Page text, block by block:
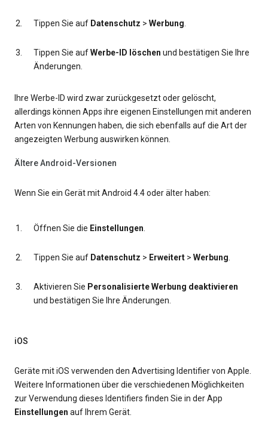
Tippen Sie auf Datenschutz > Werbung.
Tippen Sie aufWerbe-ID löschen und bestätigen Sie Ihre
Änderungen.
Ihre Werbe-ID wird zwar zurückgesetzt oder gelöscht,
allerdings können Apps ihre eigenen Einstellungen mit anderen
Arten von Kennungen haben, die sich ebenfalls auf die Art der
angezeigten Werbung auswirken können.
Ältere Android-Versionen
Wenn Sie ein Gerät mit Android 4.4 oder älter haben:
Öffnen Sie die Einstellungen.
Tippen Sie auf Datenschutz > Erweitert > Werbung.
Aktivieren Sie Personalisierte Werbung deaktivieren
und bestätigen Sie Ihre Änderungen.
iOS
Geräte mit iOS verwenden den Advertising Identifier von Apple.
Weitere Informationen über die verschiedenen Möglichkeiten
zur Verwendung dieses Identifiers finden Sie in der App
Einstellungen auf Ihrem Gerät.